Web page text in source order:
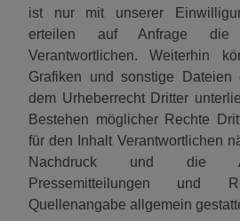
ist nur mit unserer
erteilen auf Anfrage
Verantwortlichen. Weiterhin
Grafiken und sonstige Dateien
dem Urheberrecht Dritter
Bestehen möglicher Rechte
für den Inhalt Verantwortlichen
Nachdruck und die
Pressemitteilungen
Quellenangabe allgemein